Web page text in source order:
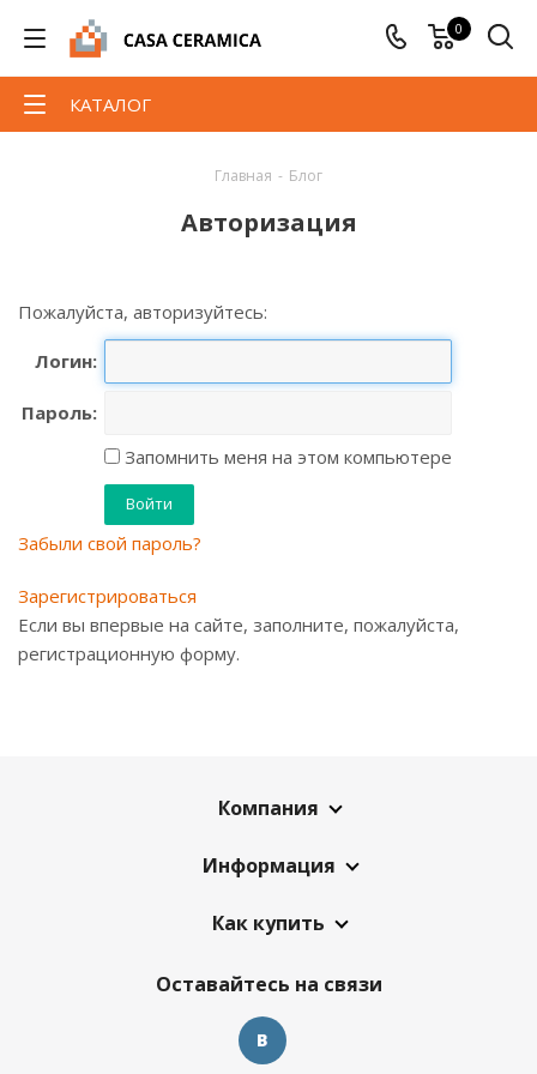
0
КАТАЛОГ
Главная - Блог
Авторизация
Пожалуйста, авторизуйтесь:
Логин:
Пароль:
Запомнить меня на этом компьютере
Забыли свой пароль?
Зарегистрироваться
Если вы впервые на сайте, заполните, пожалуйста,
регистрационную форму.
Компания
Информация
Как купить
Оставайтесь на связи